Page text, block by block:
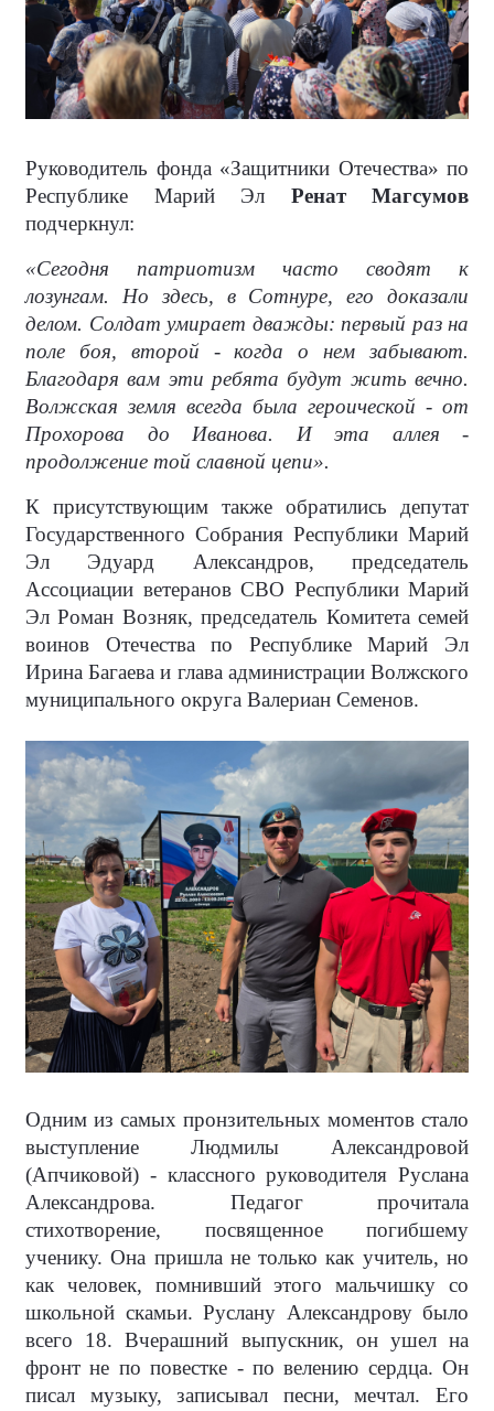
Руководитель фонда «Защитники Отечества» по
Республике Марий Эл Ренат Магсумов
подчеркнул:
«Сегодня патриотизм часто сводят к
лозунгам. Но здесь, в Сотнуре, его доказали
делом. Солдат умирает дважды: первый раз на
поле боя, второй - когда о нем забывают.
Благодаря вам эти ребята будут жить вечно.
Волжская земля всегда была героической - от
Прохорова до Иванова. И эта аллея -
продолжение той славной цепи».
К присутствующим также обратились депутат
Государственного Собрания Республики Марий
Эл Эдуард Александров, председатель
Ассоциации ветеранов СВО Республики Марий
Эл Роман Возняк, председатель Комитета семей
воинов Отечества по Республике Марий Эл
Ирина Багаева и глава администрации Волжского
муниципального округа Валериан Семенов.
Одним из самых пронзительных моментов стало
выступление Людмилы Александровой
(Апчиковой) - классного руководителя Руслана
Александрова. Педагог прочитала
стихотворение, посвященное погибшему
ученику. Она пришла не только как учитель, но
как человек, помнивший этого мальчишку со
школьной скамьи. Руслану Александрову было
всего 18. Вчерашний выпускник, он ушел на
фронт не по повестке - по велению сердца. Он
писал музыку, записывал песни, мечтал. Его